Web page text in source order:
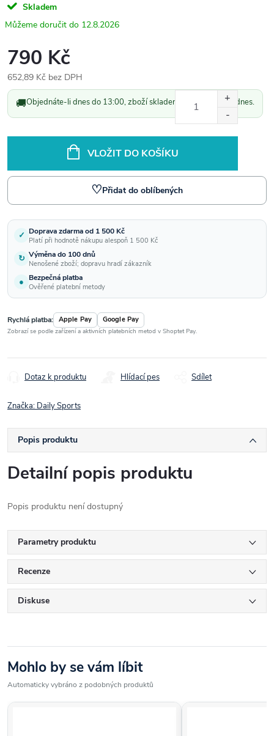
Skladem
12.8.2026
790 Kč
652,89 Kč bez DPH
Měrná
cena:
🚚Objednáte-li dnes do 13:00, zboží skladem odešleme ještě dnes.
VLOŽIT DO KOŠÍKU
♡Přidat do oblíbených
✓ Doprava zdarma od 1 500 Kč
Platí při hodnotě nákupu alespoň 1 500 Kč
↻ Výměna do 100 dnů
Nenošené zboží; dopravu hradí zákazník
● Bezpečná platba
Ověřené platební metody
Rychlá platba: Apple Pay Google Pay
Zobrazí se podle zařízení a aktivních platebních metod v Shoptet Pay.
Dotaz k produktu Hlídací pes Sdílet
Značka: Daily Sports
Popis produktu
Detailní popis produktu
Popis produktu není dostupný
Parametry produktu
Recenze
Diskuse
Mohlo by se vám líbit
Automaticky vybráno z podobných produktů